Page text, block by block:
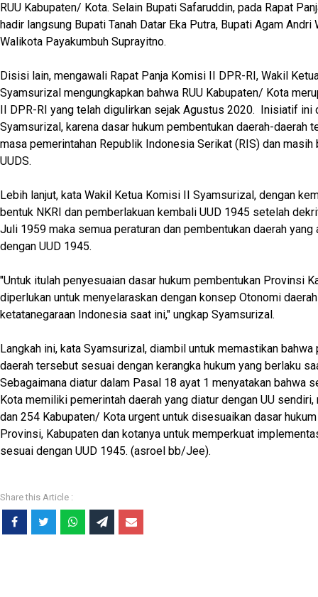
RUU Kabupaten/ Kota. Selain Bupati Safaruddin, pada Rapat
hadir langsung Bupati Tanah Datar Eka Putra, Bupati Agam Andri
Walikota Payakumbuh Suprayitno.
Disisi lain, mengawali Rapat Panja Komisi II DPR-RI, Wakil
Syamsurizal mengungkapkan bahwa RUU Kabupaten/ Kota
II DPR-RI yang telah digulirkan sejak Agustus 2020. Inisiatif ini
Syamsurizal, karena dasar hukum pembentukan daerah-daerah
masa pemerintahan Republik Indonesia Serikat (RIS) dan masih
UUDS.
Lebih lanjut, kata Wakil Ketua Komisi II Syamsurizal, dengan
bentuk NKRI dan pemberlakuan kembali UUD 1945 setelah
Juli 1959 maka semua peraturan dan pembentukan daerah
dengan UUD 1945.
"Untuk itulah penyesuaian dasar hukum pembentukan Provinsi
diperlukan untuk menyelaraskan dengan konsep Otonomi
ketatanegaraan Indonesia saat ini," ungkap Syamsurizal.
Langkah ini, kata Syamsurizal, diambil untuk memastikan
daerah tersebut sesuai dengan kerangka hukum yang berlaku
Sebagaimana diatur dalam Pasal 18 ayat 1 menyatakan bahwa
Kota memiliki pemerintah daerah yang diatur dengan UU
dan 254 Kabupaten/ Kota urgent untuk disesuaikan dasar
Provinsi, Kabupaten dan kotanya untuk memperkuat
sesuai dengan UUD 1945. (asroel bb/Jee).